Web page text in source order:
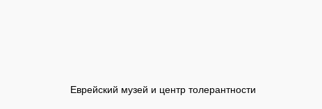
Еврейский музей и центр толерантности